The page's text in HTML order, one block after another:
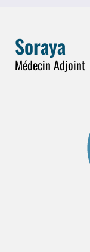
Soraya
Médecin Adjoint